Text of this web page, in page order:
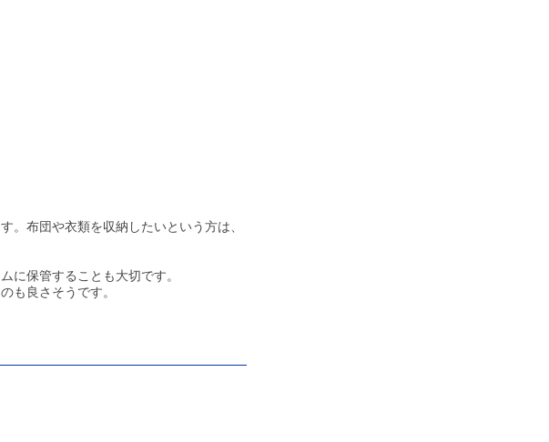
。布団や衣類を収納したいという方は、
に保管することも大切です。
も良さそうです。